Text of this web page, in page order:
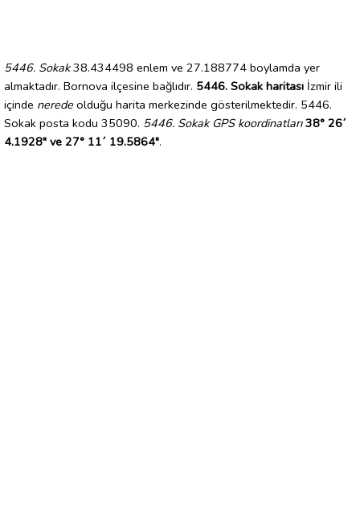
5446. Sokak38.434498 enlem ve 27.188774 boylamda yer
almaktadır. Bornova ilçesine bağlıdır. 5446. Sokak haritası İzmir ili
içinde nerede olduğu harita merkezinde gösterilmektedir. 5446.
Sokak posta kodu 35090. 5446. Sokak GPS koordinatları 38° 26´
4.1928" ve 27° 11´ 19.5864".